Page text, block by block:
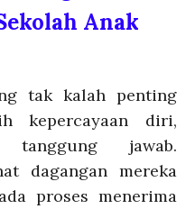
Anak
tak kalah penting
kepercayaan diri,
tanggung jawab.
dagangan mereka
proses menerima